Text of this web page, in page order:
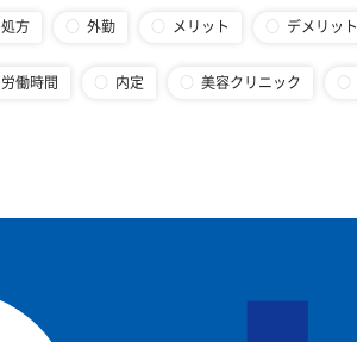
処方 外勤 メリット デメリット
労働時間 内定 美容クリニック